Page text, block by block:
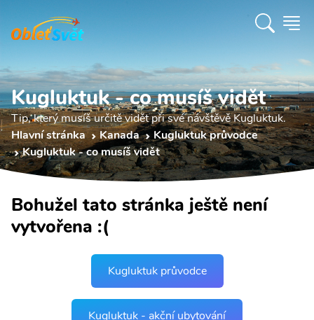
Kugluktuk - co musíš vidět
Tip, který musíš určitě vidět při své návštěvě Kugluktuk.
Hlavní stránka
Kanada
Kugluktuk průvodce
Kugluktuk - co musíš vidět
Bohužel tato stránka ještě není
vytvořena :(
Kugluktuk průvodce
Kugluktuk - akční ubytování